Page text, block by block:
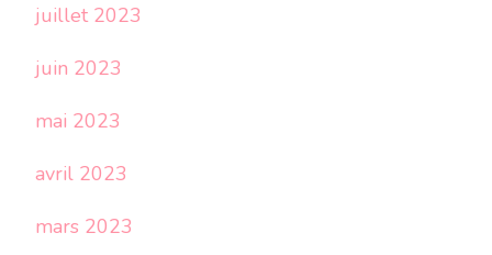
juillet 2023
juin 2023
mai 2023
avril 2023
mars 2023